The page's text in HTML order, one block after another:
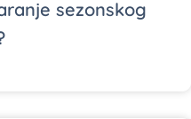
sezonskog